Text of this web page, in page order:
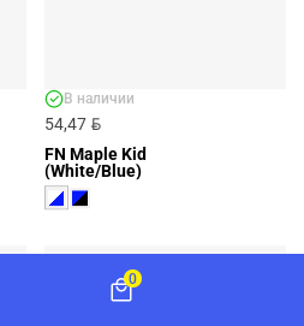
54,47 BYN
В наличии
FN Maple Kid
(White/Blue)
0